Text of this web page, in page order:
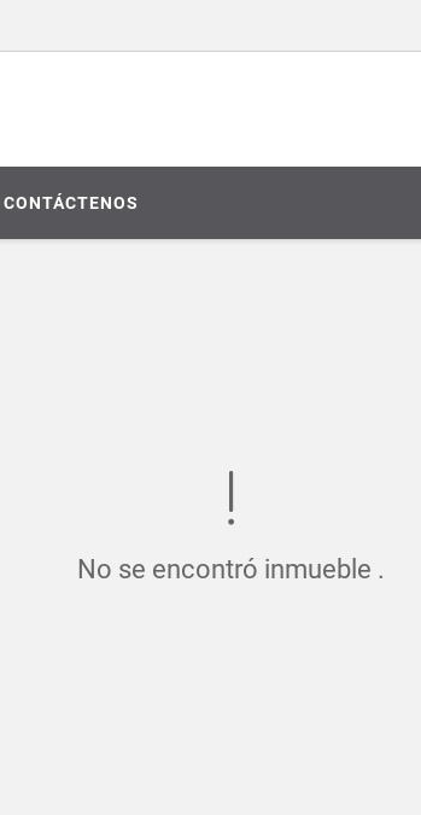
CONTÁCTENOS
No se encontró inmueble .